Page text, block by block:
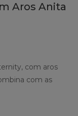
Aros Anita
com aros
com as